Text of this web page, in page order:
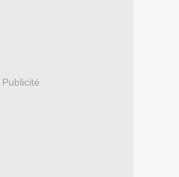
Publicité